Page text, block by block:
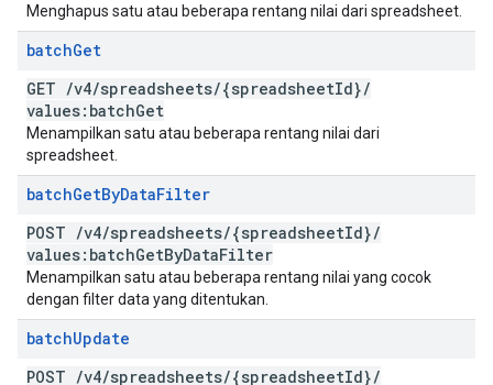
Menghapus satu atau beberapa rentang nilai dari spreadsheet.
batchGet
GET /v4/spreadsheets/{spreadsheetId}/
values:batchGet
Menampilkan satu atau beberapa rentang nilai dari
spreadsheet.
batchGetByDataFilter
POST /v4/spreadsheets/{spreadsheetId}/
values:batchGetByDataFilter
Menampilkan satu atau beberapa rentang nilai yang cocok
dengan filter data yang ditentukan.
batchUpdate
POST /v4/spreadsheets/{spreadsheetId}/